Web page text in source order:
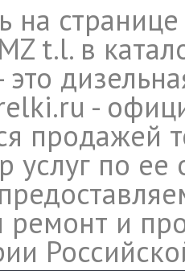
на
t.l. в
-
продажей
услуг по
и